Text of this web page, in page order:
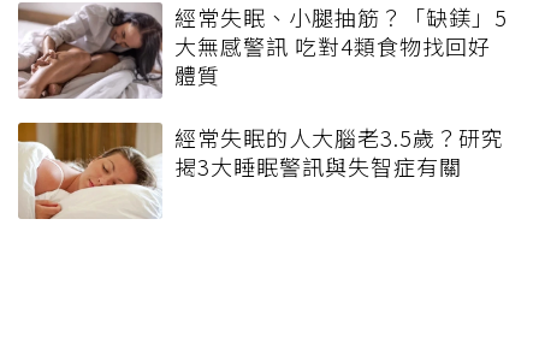
經常失眠、小腿抽筋？「缺鎂」5
大無感警訊 吃對4類食物找回好
體質
經常失眠的人大腦老3.5歲？研究
揭3大睡眠警訊與失智症有關